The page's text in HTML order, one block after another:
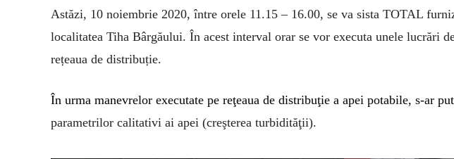
Astăzi, 10 noiembrie 2020, între orele 11.15 – 16.00, se va sista TOTAL
localitatea Tiha Bârgăului. În acest interval orar se vor executa unele lucrări
rețeaua de distribuție.
În urma manevrelor executate pe reţeaua de distribuţie a apei potabile, s-ar
parametrilor calitativi ai apei (creşterea turbidităţii).